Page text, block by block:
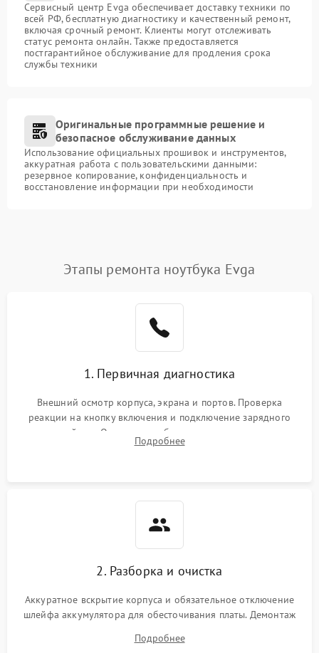
Сервисный центр Evga обеспечивает доставку техники по
всей РФ, бесплатную диагностику и качественный ремонт,
включая срочный ремонт. Клиенты могут отслеживать
статус ремонта онлайн. Также предоставляется
постгарантийное обслуживание для продления срока
службы техники
Оригинальные программные решение и
безопасное обслуживание данных
Использование официальных прошивок и инструментов,
аккуратная работа с пользовательскими данными:
резервное копирование, конфиденциальность и
восстановление информации при необходимости
Этапы ремонта ноутбука Evga
1. Первичная диагностика
Внешний осмотр корпуса, экрана и портов. Проверка
реакции на кнопку включения и подключение зарядного
устройства. Оценка потребления тока с помощью
лабораторного блока питания для локализации проблемы.
Подробнее
2. Разборка и очистка
Аккуратное вскрытие корпуса и обязательное отключение
шлейфа аккумулятора для обесточивания платы. Демонтаж
высохшей термопасты с кристаллов чипов.
Подробнее